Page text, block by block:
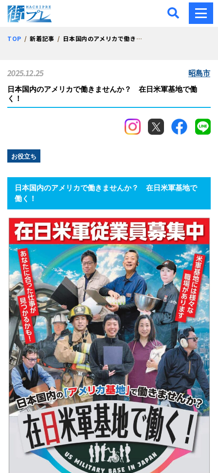
街プレ -東京・西多摩の
TOP 新着記事 日本国内のアメリカで働きませんか？ 在日米軍基地で働く！
日本国内のアメリカで働きませんか？ 在日米軍基地で働
く！
お役立ち
2025.12.25 昭島市
日本国内のアメリカで働きませんか？ 在日米軍基地で
働く！